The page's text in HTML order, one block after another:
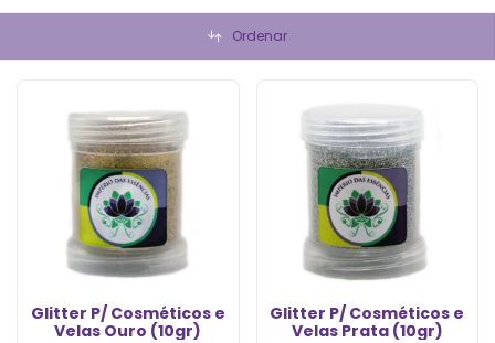
Ordenar
Glitter P/ Cosméticos e
Velas Ouro (10gr)
Glitter P/ Cosméticos e
Velas Prata (10gr)